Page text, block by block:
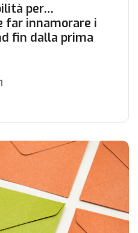
per…
far innamorare i
fin dalla prima